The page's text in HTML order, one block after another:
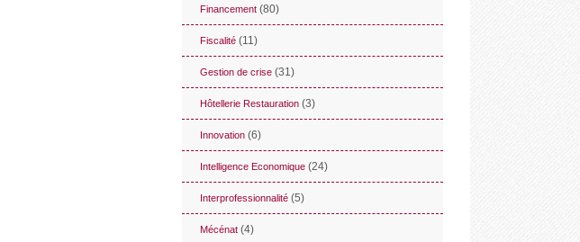
Financement (80)
Fiscalité (11)
Gestion de crise (31)
Hôtellerie Restauration (3)
Innovation (6)
Intelligence Economique (24)
Interprofessionnalité (5)
Mécénat (4)